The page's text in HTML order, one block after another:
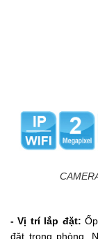
- Vị trí lắp đặt: Ố
đặt trong phòng,